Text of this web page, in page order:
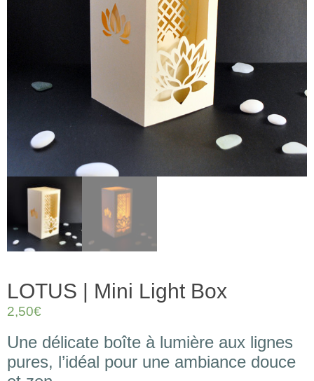
LOTUS | Mini Light Box
2,50€
Une délicate boîte à lumière aux lignes
pures, l’idéal pour une ambiance douce